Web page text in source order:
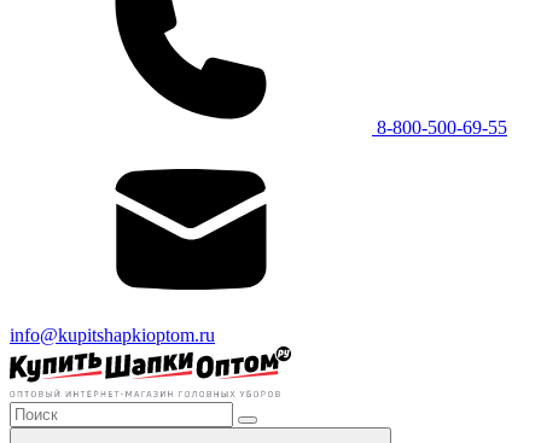
8-800-500-69-55
info@kupitshapkioptom.ru